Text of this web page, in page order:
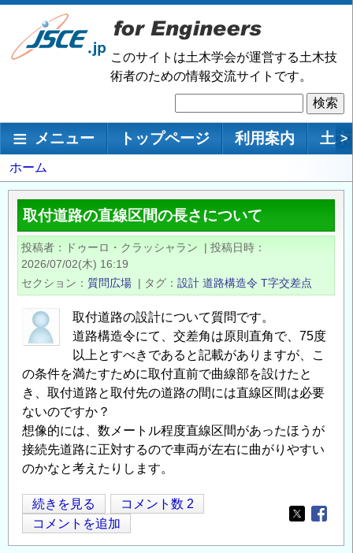
メ
ン
移
このサイトは土木学会が運営する土木技
術者のための情報交流サイトです。
索
メインナビゲーション
メニュー トップページ 利用案内 土 >
パ
ン
く
ず
ホーム
取付道路の直線区間の長さについて
投稿者 ドゥーロ・クラッシャラン | 投稿日時
2026/07/02(木) 16:19
セクション
質問広場 | タグ 設計 道路構造令 T字交差点
取付道路の設計について質問です。
道路構造令にて、交差角は原則直角で、75度
以上とすべきであると記載がありますが、こ
の条件を満たすために取付直前で曲線部を設けたと
き、取付道路と取付先の道路の間には直線区間は必要
ないのですか？
想像的には、数メートル程度直線区間があったほうが
接続先道路に正対するので車両が左右に曲がりやすい
のかなと考えたりします。
取
付
道
続きを見る
コメント数 2
コメントを追加
Opens in